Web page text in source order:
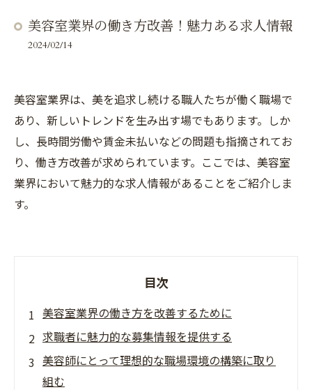
美容室業界の働き方改善！魅力ある求人情報
2024/02/14
美容室業界は、美を追求し続ける職人たちが働く職場で
あり、新しいトレンドを生み出す場でもあります。しか
し、長時間労働や賃金未払いなどの問題も指摘されてお
り、働き方改善が求められています。ここでは、美容室
業界において魅力的な求人情報があることをご紹介しま
す。
目次
美容室業界の働き方を改善するために
求職者に魅力的な募集情報を提供する
美容師にとって理想的な職場環境の構築に取り
組む